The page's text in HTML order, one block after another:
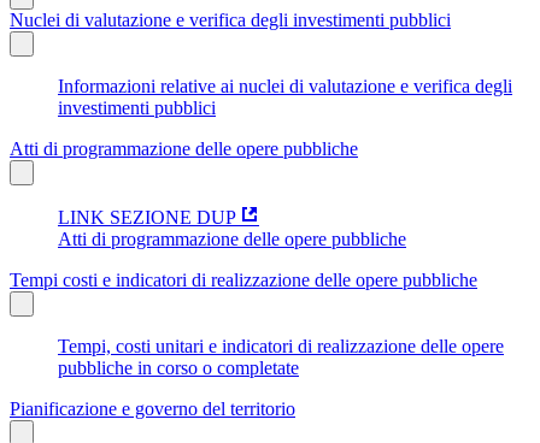
Nuclei di valutazione e verifica degli investimenti pubblici
Informazioni relative ai nuclei di valutazione e verifica degli
investimenti pubblici
Atti di programmazione delle opere pubbliche
LINK SEZIONE DUP
Atti di programmazione delle opere pubbliche
Tempi costi e indicatori di realizzazione delle opere pubbliche
Tempi, costi unitari e indicatori di realizzazione delle opere
pubbliche in corso o completate
Pianificazione e governo del territorio